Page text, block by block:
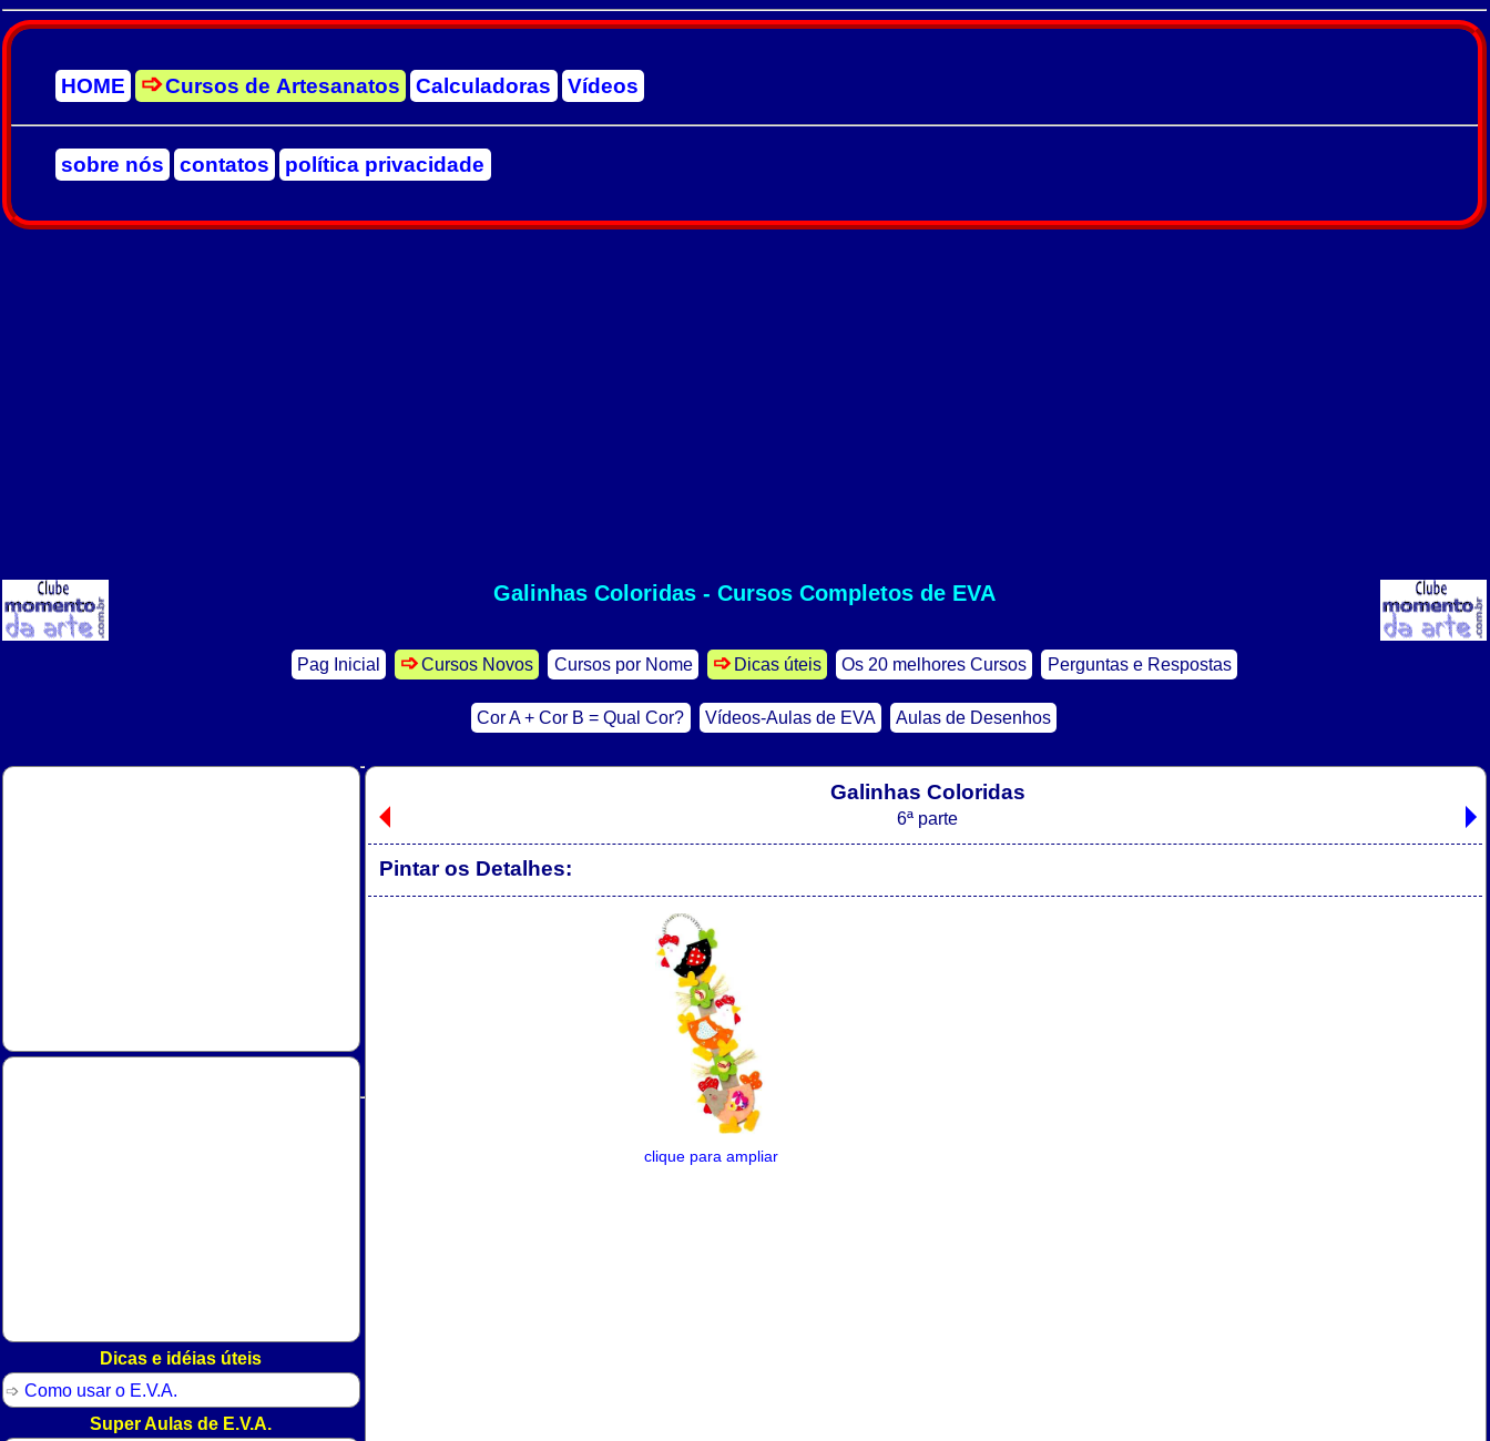
HOME Cursos de Artesanatos Calculadoras Vídeos
sobre nós contatos política privacidade
Galinhas Coloridas - Cursos Completos de EVA
Pag Inicial Cursos Novos Cursos por Nome Dicas úteis Os 20 melhores Cursos Perguntas e Respostas
Cor A + Cor B = Qual Cor? Vídeos-Aulas de EVA Aulas de Desenhos
Galinhas Coloridas
6ª parte
Pintar os Detalhes:
clique para ampliar
Dicas e idéias úteis
Como usar o E.V.A.
Super Aulas de E.V.A.